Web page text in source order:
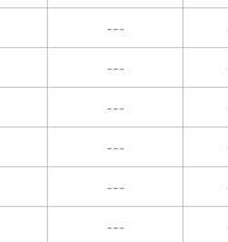
---
---
---
---
---
---